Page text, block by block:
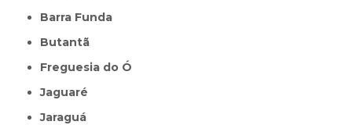
Barra Funda
Butantã
Freguesia do Ó
Jaguaré
Jaraguá